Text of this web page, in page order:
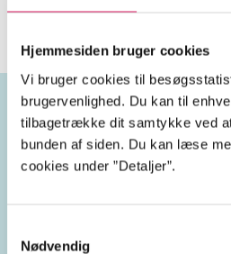
Hjemmesiden bruger cookies
Vi bruger cookies til
brugervenlighed. Du kan til
tilbagetrække dit samtykke ved
bunden af siden. Du kan læse
cookies under ”Detaljer”.
Nødvendig
Emneord
kriminalitet